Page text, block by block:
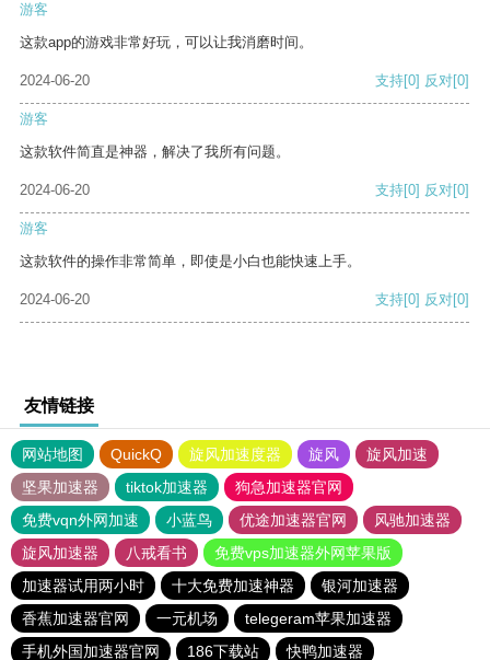
游客
这款app的游戏非常好玩，可以让我消磨时间。
2024-06-20 支持[0] 反对[0]
游客
这款软件简直是神器，解决了我所有问题。
2024-06-20 支持[0] 反对[0]
游客
这款软件的操作非常简单，即使是小白也能快速上手。
2024-06-20 支持[0] 反对[0]
友情链接
网站地图 QuickQ 旋风加速度器 旋风
旋风加速
坚果加速器
tiktok加速器
狗急加速器官网
免费vqn外网加速
小蓝鸟 优途加速器官网
风驰加速器
旋风加速器
八戒看书
免费vps加速器外网苹果版
加速器试用两小时
十大免费加速神器
银河加速器
香蕉加速器官网
一元机场
telegeram苹果加速器
手机外国加速器官网
186下载站 快鸭加速器